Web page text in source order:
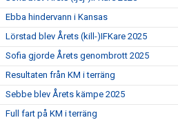
Ebba hindervann i Kansas
Lörstad blev Årets (kill-)IFKare 2025
Sofia gjorde Årets genombrott 2025
Resultaten från KM i terräng
Sebbe blev Årets kämpe 2025
Full fart på KM i terräng